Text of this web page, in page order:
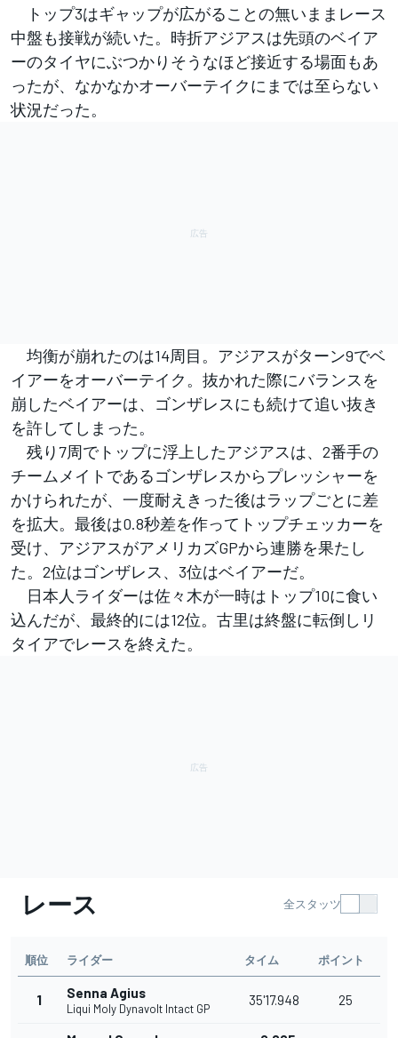
トップ3はギャップが広がることの無いままレース
中盤も接戦が続いた。時折アジアスは先頭のベイア
ーのタイヤにぶつかりそうなほど接近する場面もあ
ったが、なかなかオーバーテイクにまでは至らない
状況だった。
均衡が崩れたのは14周目。アジアスがターン9でベ
イアーをオーバーテイク。抜かれた際にバランスを
崩したベイアーは、ゴンザレスにも続けて追い抜き
を許してしまった。
残り7周でトップに浮上したアジアスは、2番手の
チームメイトであるゴンザレスからプレッシャーを
かけられたが、一度耐えきった後はラップごとに差
を拡大。最後は0.8秒差を作ってトップチェッカーを
受け、アジアスがアメリカズGPから連勝を果たし
た。2位はゴンザレス、3位はベイアーだ。
日本人ライダーは佐々木が一時はトップ10に食い
込んだが、最終的には12位。古里は終盤に転倒しリ
タイアでレースを終えた。
レース 全スタッツ
順位 ライダー タイム ポイント
1 Senna Agius
Liqui Moly Dynavolt Intact GP
35'17.948 25